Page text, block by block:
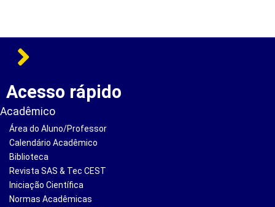
Acesso rápido
Acadêmico
Área do Aluno/Professor
Calendário Acadêmico
Biblioteca
Revista SAS & Tec CEST
Iniciação Científica
Normas Acadêmicas